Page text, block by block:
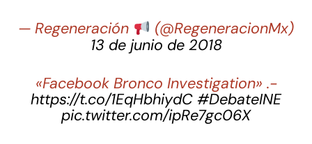
— Regeneración
󠁲 (@RegeneracionMx)
13 de junio de 2018
«Facebook Bronco Investigation» .-
https://t.co/1EqHbhiydC #DebateINE
pic.twitter.com/ipRe7gc06X